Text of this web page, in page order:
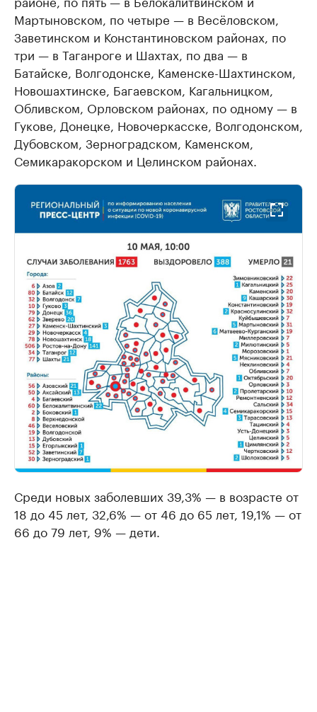
Мартыновском, по четыре — в Весёловском,
Заветинском и Константиновском районах, по
три — в Таганроге и Шахтах, по два — в
Батайске, Волгодонске, Каменске-Шахтинском,
Новошахтинске, Багаевском, Кагальницком,
Обливском, Орловском районах, по одному — в
Гукове, Донецке, Новочеркасске, Волгодонском,
Дубовском, Зерноградском, Каменском,
Семикаракорском и Целинском районах.
Среди новых заболевших 39,3% — в возрасте от
18 до 45 лет, 32,6% — от 46 до 65 лет, 19,1% — от
66 до 79 лет, 9% — дети.